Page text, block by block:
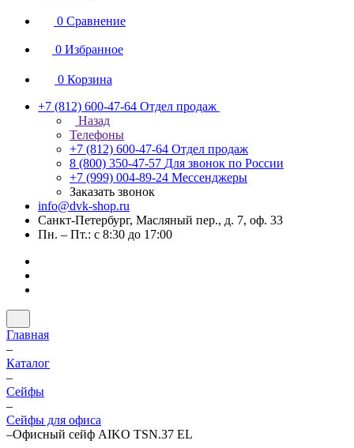
0 Сравнение
0 Избранное
0 Корзина
+7 (812) 600-47-64 Отдел продаж
Назад
Телефоны
+7 (812) 600-47-64 Отдел продаж
8 (800) 350-47-57 Для звонок по России
+7 (999) 004-89-24 Мессенджеры
Заказать звонок
info@dvk-shop.ru
Санкт-Петербург, Масляный пер., д. 7, оф. 33
Пн. – Пт.: с 8:30 до 17:00
Главная
–
Каталог
–
Cейфы
–
Cейфы для офиса
–Офисный сейф AIKO TSN.37 EL